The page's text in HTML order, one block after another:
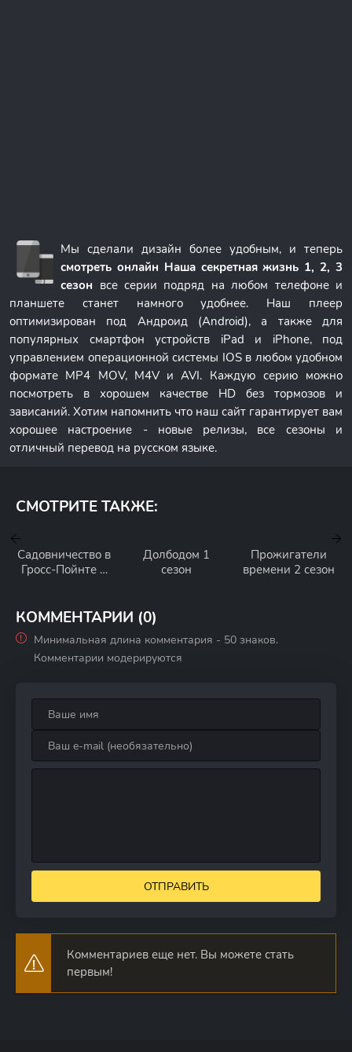
Мы сделали дизайн более удобным, и теперь
смотреть онлайн Наша секретная жизнь 1, 2, 3
сезон все серии подряд на любом телефоне и
планшете станет намного удобнее. Наш плеер
оптимизирован под Андроид (Android), а также для
популярных смартфон устройств iPad и iPhone, под
управлением операционной системы IOS в любом удобном
формате MP4 MOV, M4V и AVI. Каждую серию можно
посмотреть в хорошем качестве HD без тормозов и
зависаний. Хотим напомнить что наш сайт гарантирует вам
хорошее настроение - новые релизы, все сезоны и
отличный перевод на русском языке.
СМОТРИТЕ ТАКЖЕ:
Садовничество в
Гросс-Пойнте 1
Долбодом 1
сезон
Прожигатели
времени 2 сезон
КОММЕНТАРИИ (0)
Минимальная длина комментария - 50 знаков.
Комментарии модерируются
ОТПРАВИТЬ
Комментариев еще нет. Вы можете стать
первым!